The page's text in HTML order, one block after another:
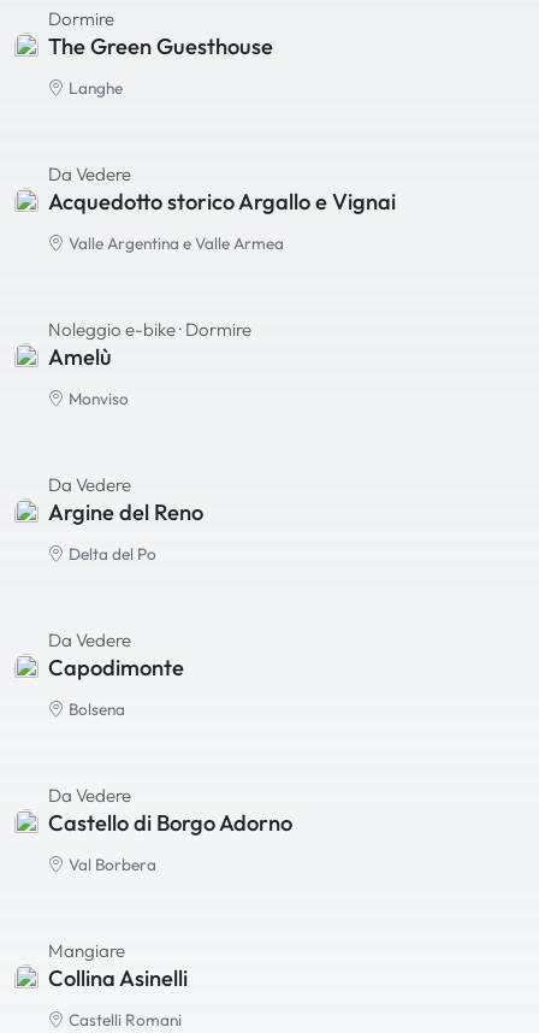
Dormire
The Green Guesthouse
Langhe
Da Vedere
Acquedotto storico Argallo e Vignai
Valle Argentina e Valle Armea
Noleggio e-bike· Dormire
Amelù
Monviso
Da Vedere
Argine del Reno
Delta del Po
Da Vedere
Capodimonte
Bolsena
Da Vedere
Castello di Borgo Adorno
Val Borbera
Mangiare
Collina Asinelli
Castelli Romani